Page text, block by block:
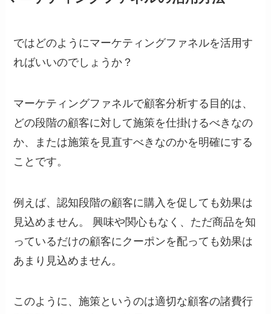
ではどのようにマーケティングファネルを活用す
ればいいのでしょうか？
マーケティングファネルで顧客分析する目的は、
どの段階の顧客に対して施策を仕掛けるべきなの
か、または施策を見直すべきなのかを明確にする
ことです。
例えば、認知段階の顧客に購入を促しても効果は
見込めません。 興味や関心もなく、ただ商品を知
っているだけの顧客にクーポンを配っても効果は
あまり見込めません。
このように、施策というのは適切な顧客の諸費行